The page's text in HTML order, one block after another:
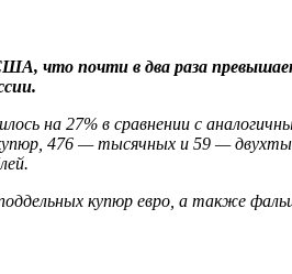
что почти в два раза
на 27% в сравнении с
476 — тысячных и 59 —
купюр евро, а также